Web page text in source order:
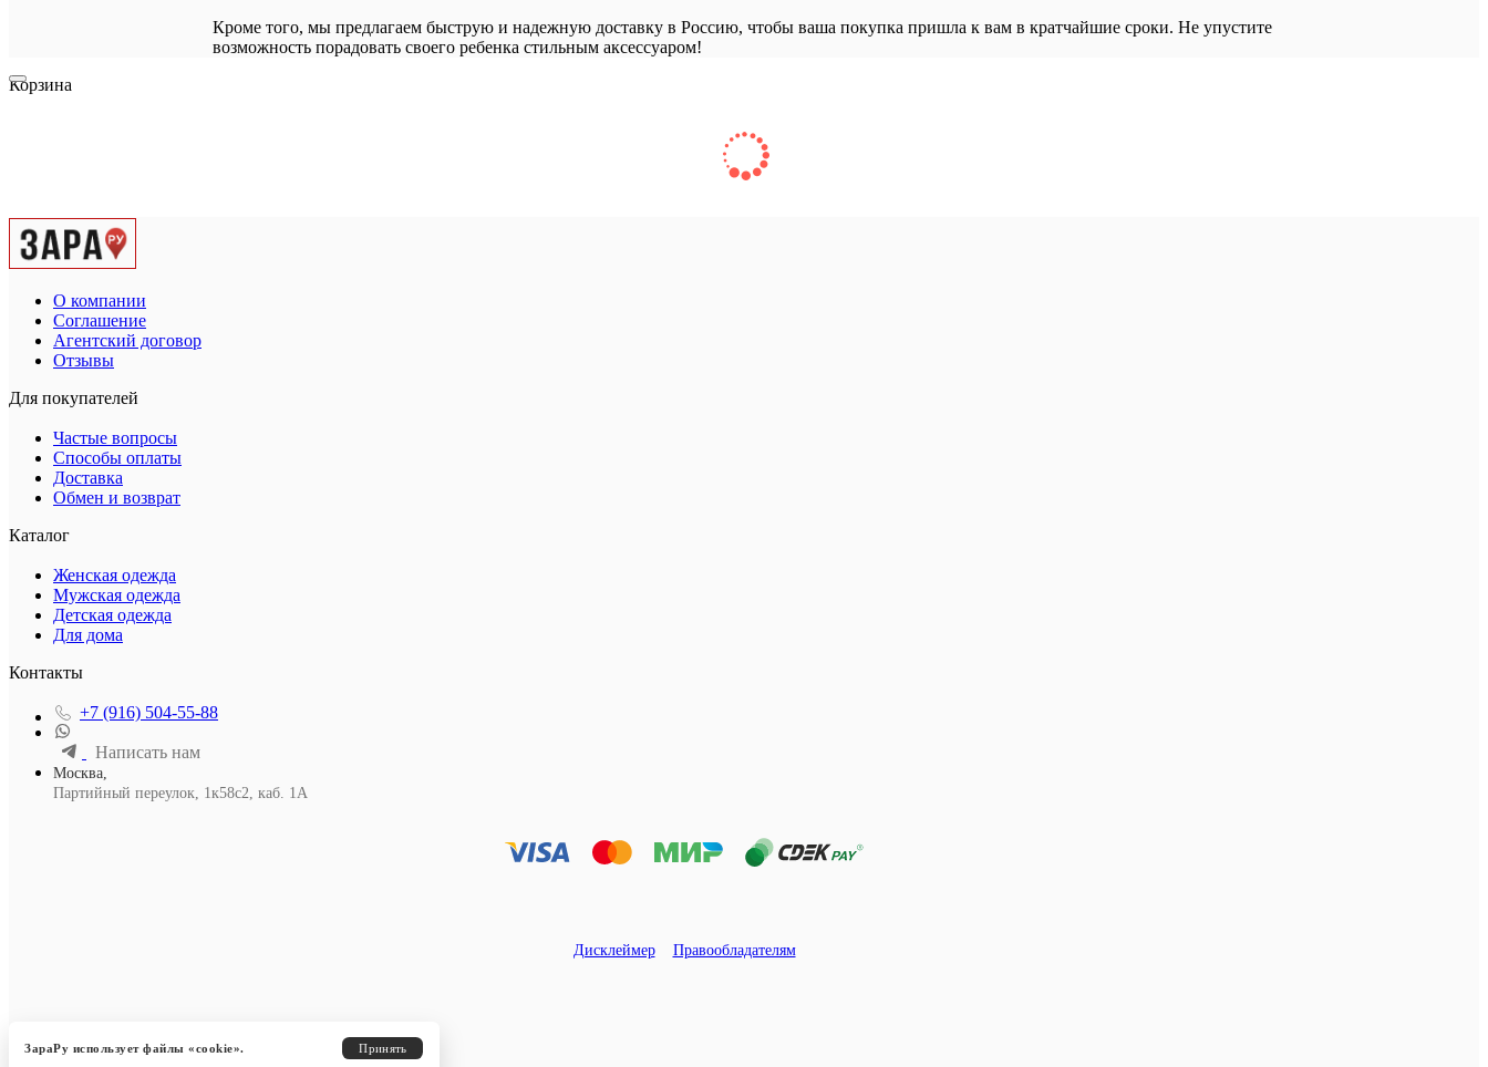
Кроме того, мы предлагаем быструю и надежную доставку в Россию, чтобы ваша покупка пришла к вам в кратчайшие сроки. Не упустите
возможность порадовать своего ребенка стильным аксессуаром!
Корзина
О компании
Соглашение
Агентский договор
Отзывы
Для покупателей
Частые вопросы
Способы оплаты
Доставка
Обмен и возврат
Каталог
Женская одежда
Мужская одежда
Детская одежда
Для дома
Контакты
+7 (916) 504-55-88
Написать нам
Москва,
Партийный переулок, 1к58с2, каб. 1А
Дисклеймер Правообладателям
ЗараРу использует файлы «cookie».
Принять